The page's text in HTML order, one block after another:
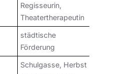
Regisseurin,
Theatertherapeutin
städtische
Förderung
Schulgasse, Herbst